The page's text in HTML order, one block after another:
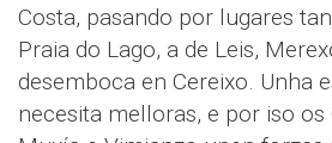
Costa, pasando por lugares
Praia do Lago, a de Leis,
desemboca en Cereixo. Unha
necesita melloras, e por iso os